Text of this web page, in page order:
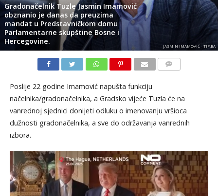
Gradonačelnik Tuzle Jasmin Imamović
obznanio je danas da preuzima
mandat u Predstavničkom domu
Parlamentarne skupštine Bosne i
Hercegovine.
JASMIN IMAMOVIĆ - TIP.BA
Poslije 22 godine Imamović napušta funkciju
načelnika/gradonačelnika, a Gradsko vijeće Tuzla će na
vanrednoj sjednici donijeti odluku o imenovanju vršioca
dužnosti gradonačelnika, a sve do održavanja vanrednih
izbora.